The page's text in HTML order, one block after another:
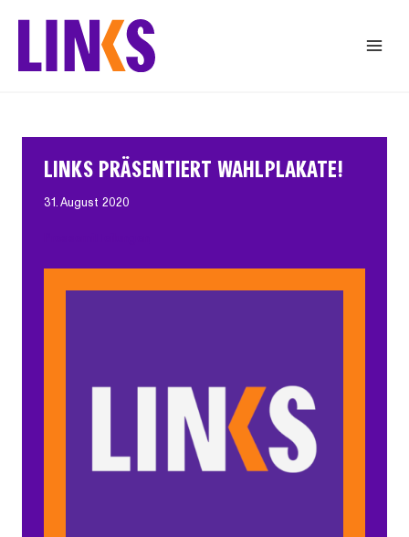
LINKS PRÄSENTIERT WAHLPLAKATE!
31. August 2020